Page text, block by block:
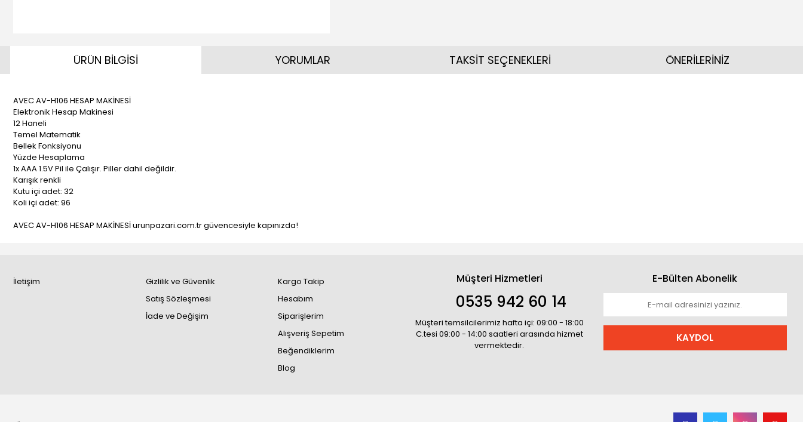
ÜRÜN BİLGİSİ
AVEC AV-H106 HESAP MAKİNESİ
Elektronik Hesap Makinesi
12 Haneli
Temel Matematik
Bellek Fonksiyonu
Yüzde Hesaplama
1x AAA 1.5V Pil ile Çalışır. Piller dahil değildir.
Karışık renkli
Kutu içi adet: 32
Koli içi adet: 96
AVEC AV-H106 HESAP MAKİNESİ urunpazari.com.tr güvencesiyle kapınızda!
YORUMLAR TAKSİT SEÇENEKLERİ ÖNERİLERİNİZ
İletişim
Gizlilik ve Güvenlik
Satış Sözleşmesi
İade ve Değişim
Kargo Takip
Hesabım
Siparişlerim
Alışveriş Sepetim
Beğendiklerim
Blog
Müşteri Hizmetleri
0535 942 60 14
Müşteri temsilcilerimiz hafta içi: 09:00 - 18:00
C.tesi 09:00 - 14:00 saatleri arasında hizmet
vermektedir.
E-Bülten Abonelik
KAYDOL